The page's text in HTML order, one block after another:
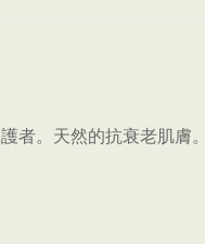
者。天然的抗衰老肌膚